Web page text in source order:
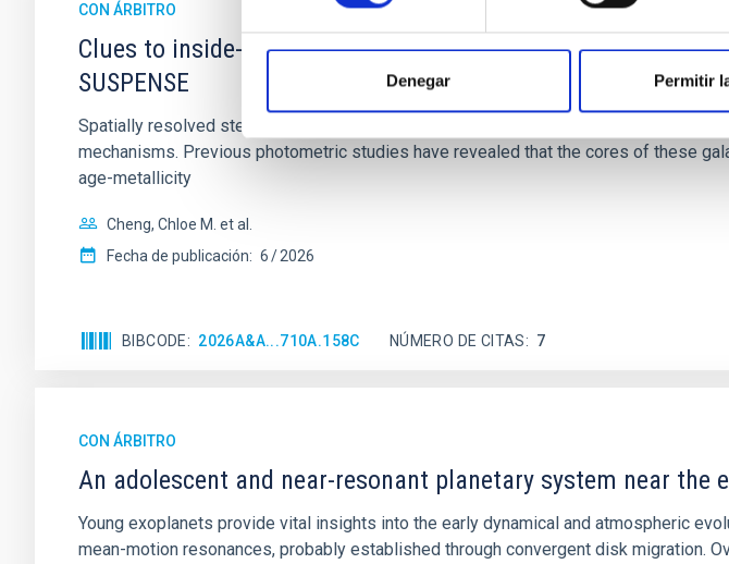
Denegar Permitir
CON ÁRBITRO
Clues to inside-out quenching in quiescent galaxies at 1.2
SUSPENSE
Spatially resolved stellar populations of massive quiescent galaxies at cosmic
mechanisms. Previous photometric studies have revealed that the cores of these
age-metallicity
Cheng, Chloe M. et al.
Fecha de publicación: 6 2026
BIBCODE 2026A&A...710A.158C NÚMERO DE CITAS 7
CON ÁRBITRO
An adolescent and near-resonant planetary system near the
Young exoplanets provide vital insights into the early dynamical and atmospheric
mean-motion resonances, probably established through convergent disk migration.